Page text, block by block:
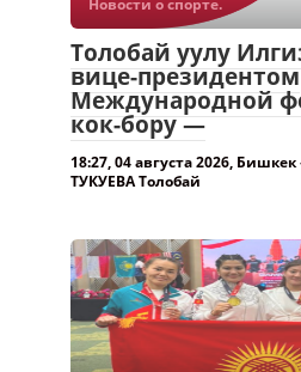
Новости о спорте.
Толобай уулу
вице-президентом
Международной
кок-бору —
18:27, 04 августа 2026,